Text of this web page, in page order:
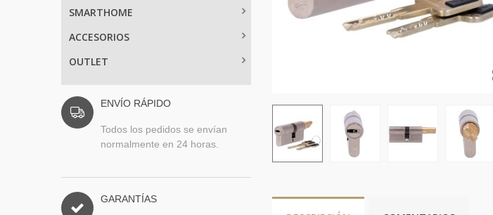
SMARTHOME
ACCESORIOS
OUTLET
ENVÍO RÁPIDO
Todos los pedidos se envían
normalmente en 24 horas.
GARANTÍAS